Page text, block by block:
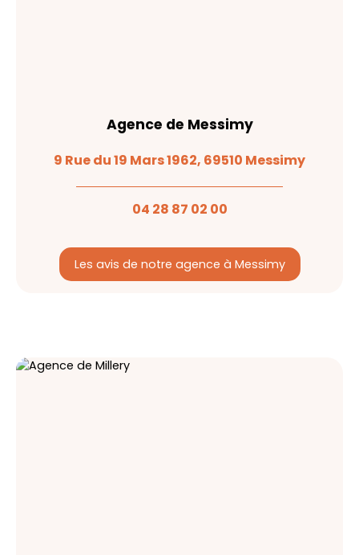
Agence de Messimy
9 Rue du 19 Mars 1962, 69510 Messimy
04 28 87 02 00
Les avis de notre agence à Messimy